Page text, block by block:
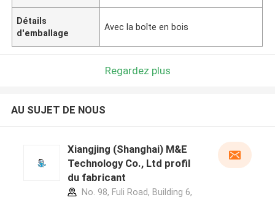
Détails
d'emballage
Avec la boîte en bois
Regardez plus
AU SUJET DE NOUS
Xiangjing (Shanghai) M&E
Technology Co., Ltd profil
du fabricant
No. 98, Fuli Road, Building 6,